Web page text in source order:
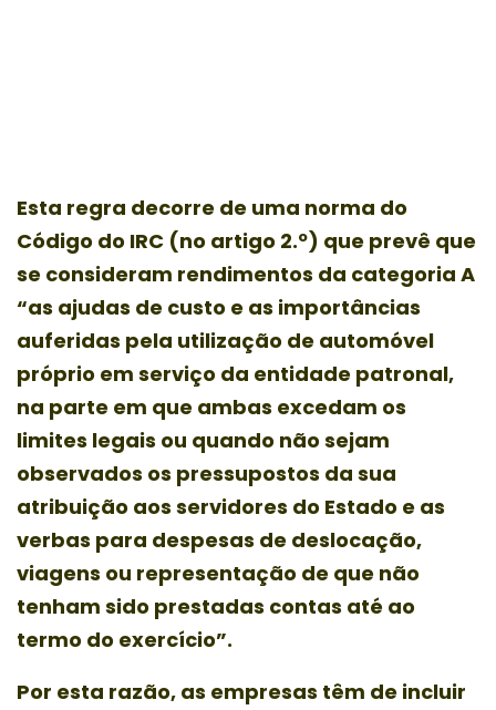
Esta regra decorre de uma norma do
Código do IRC (no artigo 2.º) que prevê que
se consideram rendimentos da categoria A
“as ajudas de custo e as importâncias
auferidas pela utilização de automóvel
próprio em serviço da entidade patronal,
na parte em que ambas excedam os
limites legais ou quando não sejam
observados os pressupostos da sua
atribuição aos servidores do Estado e as
verbas para despesas de deslocação,
viagens ou representação de que não
tenham sido prestadas contas até ao
termo do exercício”.
Por esta razão, as empresas têm de incluir